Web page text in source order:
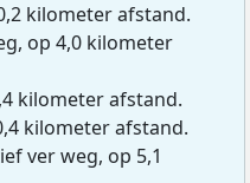
kilometer afstand.
op 4,0 kilometer
kilometer afstand.
kilometer afstand.
ver weg, op 5,1